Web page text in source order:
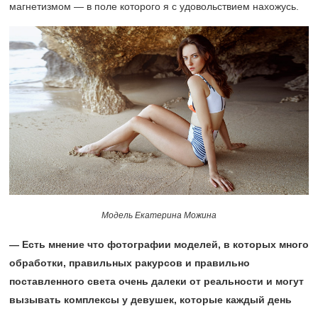
магнетизмом — в поле которого я с удовольствием нахожусь.
Модель Екатерина Можина
— Есть мнение что фотографии моделей, в которых много
обработки, правильных ракурсов и правильно
поставленного света очень далеки от реальности и могут
вызывать комплексы у девушек, которые каждый день